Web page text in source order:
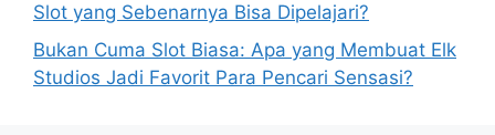
Slot yang Sebenarnya Bisa Dipelajari?
Bukan Cuma Slot Biasa: Apa yang Membuat Elk
Studios Jadi Favorit Para Pencari Sensasi?